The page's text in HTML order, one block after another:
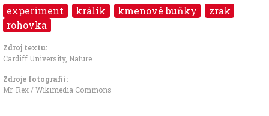
experiment králík kmenové buňky
zrak
rohovka
Zdroj textu:
Cardiff University, Nature
Zdroje fotografii:
Mr. Rex / Wikimedia Commons